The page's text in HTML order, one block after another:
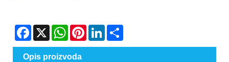
Facebook
X WhatsAppPinterestLinkedIn
Opis proizvoda